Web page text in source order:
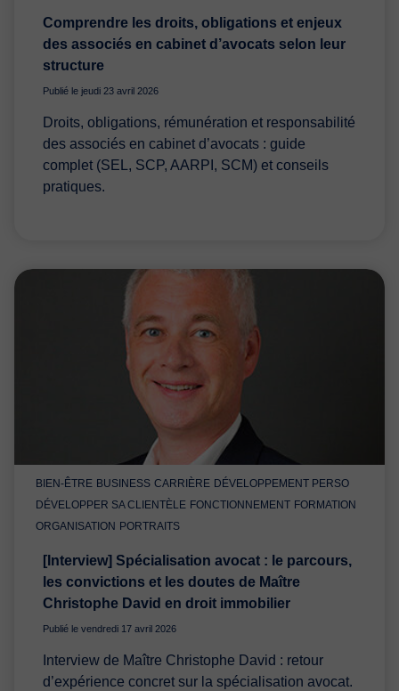
Comprendre les droits, obligations et enjeux
des associés en cabinet d’avocats selon leur
structure
Publié le jeudi 23 avril 2026
Droits, obligations, rémunération et responsabilité
des associés en cabinet d’avocats : guide
complet (SEL, SCP, AARPI, SCM) et conseils
pratiques.
BIEN-ÊTRE BUSINESS CARRIÈRE DÉVELOPPEMENT PERSO
DÉVELOPPER SA CLIENTÈLE FONCTIONNEMENT FORMATION
ORGANISATION PORTRAITS
[Interview] Spécialisation avocat : le parcours,
les convictions et les doutes de Maître
Christophe David en droit immobilier
Publié le vendredi 17 avril 2026
Interview de Maître Christophe David : retour
d’expérience concret sur la spécialisation avocat.